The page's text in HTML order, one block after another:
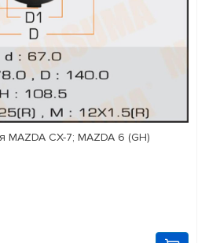
CX-7; MAZDA 6 (GH)